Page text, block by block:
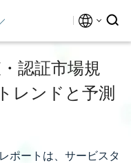
認証市場規
レンドと予測
ポートは、サービスタ